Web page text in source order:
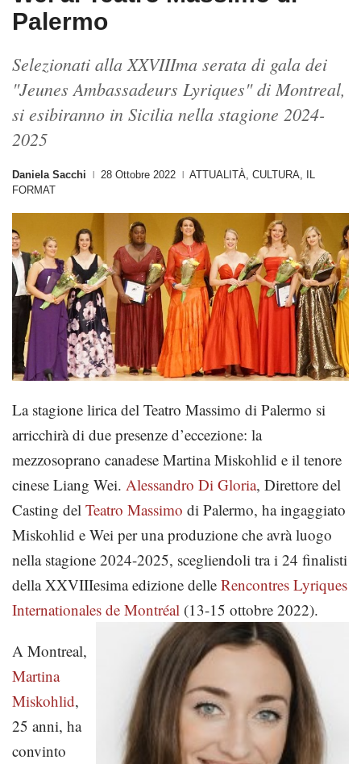
Palermo
Selezionati alla XXVIIIma serata di gala dei
"Jeunes Ambassadeurs Lyriques" di Montreal,
si esibiranno in Sicilia nella stagione 2024-
2025
Daniela Sacchi 28 Ottobre 2022 ATTUALITÀ, CULTURA,
IL
FORMAT
La stagione lirica del Teatro Massimo di Palermo si
arricchirà di due presenze d’eccezione: la
mezzosoprano canadese Martina Miskohlid e il tenore
cinese Liang Wei. Alessandro Di Gloria, Direttore del
Casting del Teatro Massimo di Palermo, ha ingaggiato
Miskohlid e Wei per una produzione che avrà luogo
nella stagione 2024-2025, scegliendoli tra i 24 finalisti
della XXVIIIesima edizione delle Rencontres Lyriques
Internationales de Montréal (13-15 ottobre 2022).
A Montreal,
Martina
Miskohlid,
25 anni, ha
convinto